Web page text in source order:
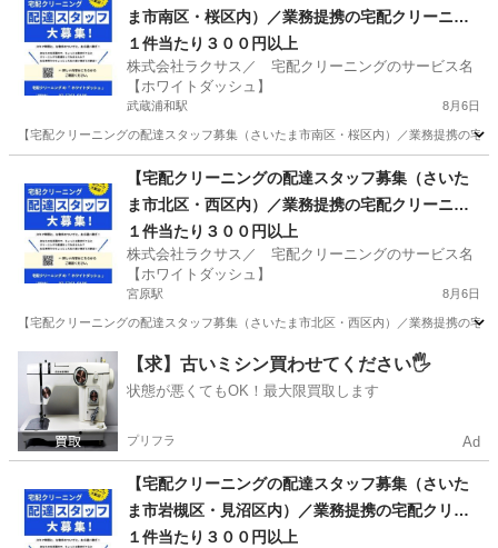
ま市南区・桜区内）／業務提携の宅配クリーニン
グ店募集】
１件当たり３００円以上
株式会社ラクサス／ 宅配クリーニングのサービス名
【ホワイトダッシュ】
武蔵浦和駅 8月6日
【宅配クリーニングの配達スタッフ募集（さいたま市南区・桜区内）／業務提携の
さいたま市 武蔵浦和駅 ドライバー
さいたま市 西浦和駅 ドライバー スタッフ
【宅配クリーニングの配達スタッフ募集（さいた
ま市北区・西区内）／業務提携の宅配クリーニン
グ店募集】
１件当たり３００円以上
株式会社ラクサス／ 宅配クリーニングのサービス名
【ホワイトダッシュ】
宮原駅 8月6日
【宅配クリーニングの配達スタッフ募集（さいたま市北区・西区内）／業務提携の
埼玉 さいたま市 宮原駅 ドライバー 埼玉 さいたま市
指扇駅 ドライバー スタッフ
【求】古いミシン買わせてください🖐️
状態が悪くてもOK！最大限買取します
プリフラ Ad
【宅配クリーニングの配達スタッフ募集（さいた
ま市岩槻区・見沼区内）／業務提携の宅配クリー
ニング店募集】
１件当たり３００円以上